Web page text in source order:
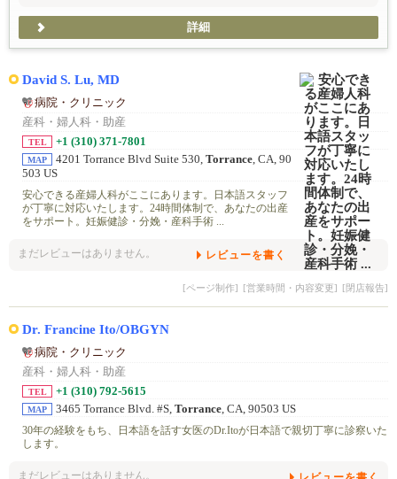
詳細
David S. Lu, MD
病院・クリニック
産科・婦人科・助産
TEL +1 (310) 371-7801
MAP 4201 Torrance Blvd Suite 530, Torrance , CA, 90
503 US
安心できる産婦人科がここにあります。日本語スタッフ
が丁寧に対応いたします。24時間体制で、あなたの出産
をサポート。妊娠健診・分娩・産科手術 ...
まだレビューはありません。 レビューを書く
[ページ制作] [営業時間・内容変更] [閉店報告]
Dr. Francine Ito/OBGYN
病院・クリニック
産科・婦人科・助産
TEL +1 (310) 792-5615
MAP 3465 Torrance Blvd. #S, Torrance , CA, 90503 US
30年の経験をもち、日本語を話す女医のDr.Itoが日本語で親切丁寧に診察いた
します。
まだレビューはありません。